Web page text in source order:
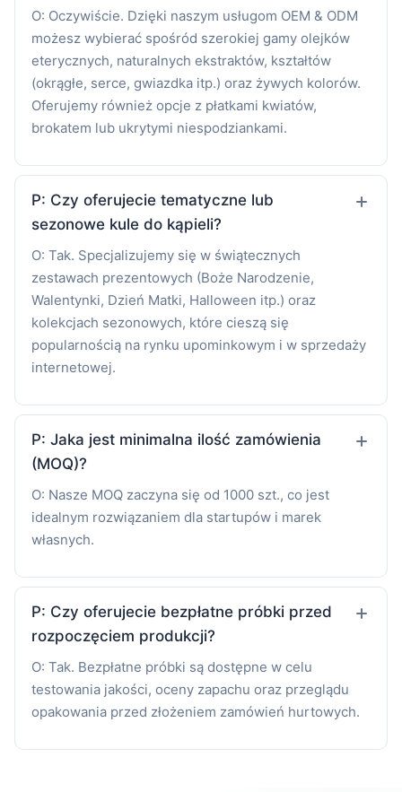
O: Oczywiście. Dzięki naszym usługom OEM & ODM
możesz wybierać spośród szerokiej gamy olejków
eterycznych, naturalnych ekstraktów, kształtów
(okrągłe, serce, gwiazdka itp.) oraz żywych kolorów.
Oferujemy również opcje z płatkami kwiatów,
brokatem lub ukrytymi niespodziankami.
P: Czy oferujecie tematyczne lub
sezonowe kule do kąpieli?
O: Tak. Specjalizujemy się w świątecznych
zestawach prezentowych (Boże Narodzenie,
Walentynki, Dzień Matki, Halloween itp.) oraz
kolekcjach sezonowych, które cieszą się
popularnością na rynku upominkowym i w sprzedaży
internetowej.
P: Jaka jest minimalna ilość zamówienia
(MOQ)?
O: Nasze MOQ zaczyna się od 1000 szt., co jest
idealnym rozwiązaniem dla startupów i marek
własnych.
P: Czy oferujecie bezpłatne próbki przed
rozpoczęciem produkcji?
O: Tak. Bezpłatne próbki są dostępne w celu
testowania jakości, oceny zapachu oraz przeglądu
opakowania przed złożeniem zamówień hurtowych.